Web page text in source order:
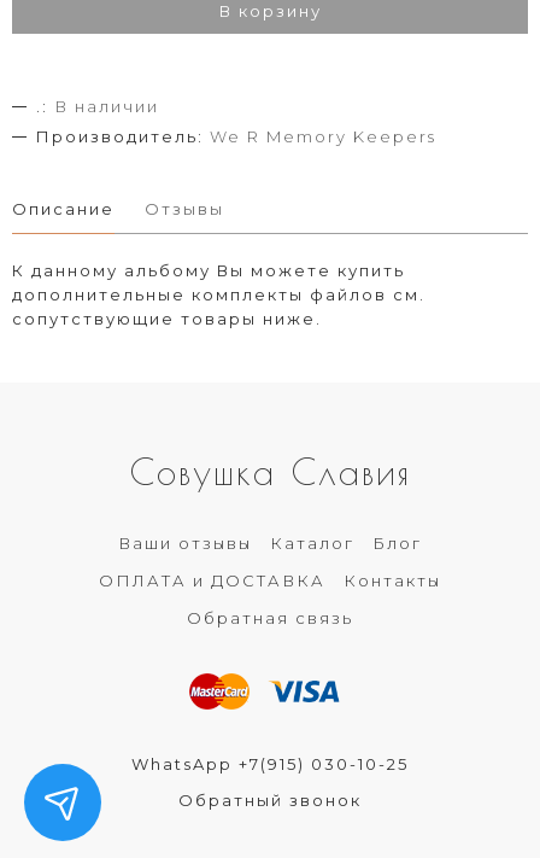
В корзину
.:
В наличии
Производитель: We R Memory Keepers
Описание Отзывы
К данному альбому Вы можете купить
дополнительные комплекты файлов см.
сопутствующие товары ниже.
Совушка Славия
Ваши отзывы Каталог
Блог
ОПЛАТА и ДОСТАВКА
Контакты
Обратная связь
WhatsApp +7(915) 030-10-25
Обратный звонок